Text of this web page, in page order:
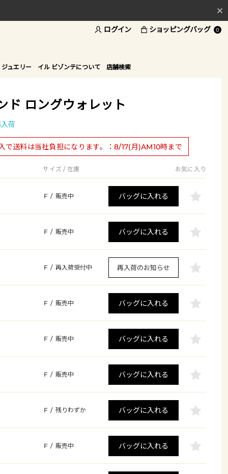
ログイン ショッピングバッグ 0
ュエリー イル ビゾンテについて 店舗検索
ド ロングウォレット
荷
で送料は当社負担になります。：8/17(月)AM10時まで
サイズ / 在庫 お気に入り
F / 販売中 バッグに入れる
F / 販売中 バッグに入れる
F / 再入荷受付中 再入荷のお知らせ
F / 販売中 バッグに入れる
F / 販売中 バッグに入れる
F / 販売中 バッグに入れる
F / 残りわずか バッグに入れる
F / 販売中 バッグに入れる